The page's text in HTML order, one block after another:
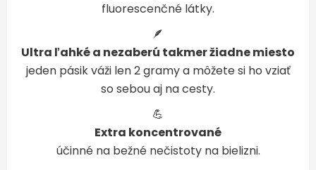
fluorescenčné látky.
🪶
Ultra ľahké a nezaberú takmer žiadne miesto
jeden pásik váži len 2 gramy a môžete si ho vziať
so sebou aj na cesty.
💪
Extra koncentrované
účinné na bežné nečistoty na bielizni.